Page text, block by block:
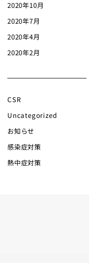
2020年10月
2020年7月
2020年4月
2020年2月
CSR
Uncategorized
お知らせ
感染症対策
熱中症対策